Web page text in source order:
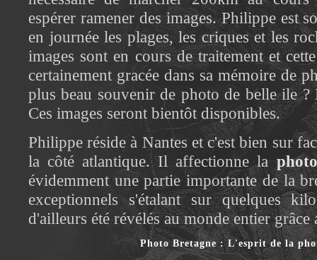
espérer ramener des images. Philippe est
en journée les plages, les criques et les
images sont en cours de traitement et
certainement gracée dans sa mémoire de
plus beau souvenir de photo de belle ile
Ces images seront bientôt disponibles.
Philippe réside à Nantes et c'est bien sur
la côté atlantique. Il affectionne la
évidemment une partie importante de la
exceptionnels s'étalant sur quelques
d'ailleurs été révélés au monde entier
Photo Bretagne : L'esprit de la